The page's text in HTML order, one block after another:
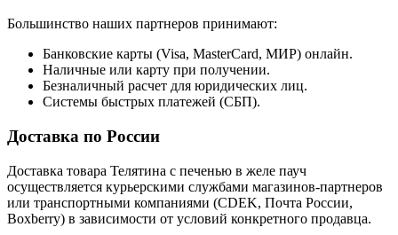
Большинство наших партнеров принимают:
Банковские карты (Visa, MasterCard, МИР) онлайн.
Наличные или карту при получении.
Безналичный расчет для юридических лиц.
Системы быстрых платежей (СБП).
Доставка по России
Доставка товара Телятина с печенью в желе пауч
осуществляется курьерскими службами магазинов-партнеров
или транспортными компаниями (CDEK, Почта России,
Boxberry) в зависимости от условий конкретного продавца.